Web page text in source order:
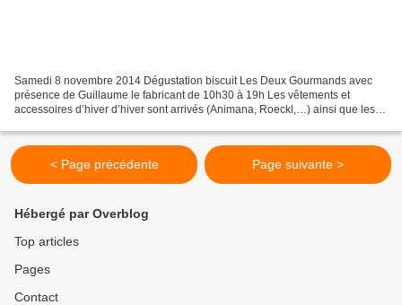
Samedi 8 novembre 2014 Dégustation biscuit Les Deux Gourmands avec
présence de Guillaume le fabricant de 10h30 à 19h Les vêtements et
accessoires d’hiver d’hiver sont arrivés (Animana, Roeckl,…) ainsi que les
< Page précédente Page suivante >
Hébergé par Overblog
Top articles
Pages
Contact